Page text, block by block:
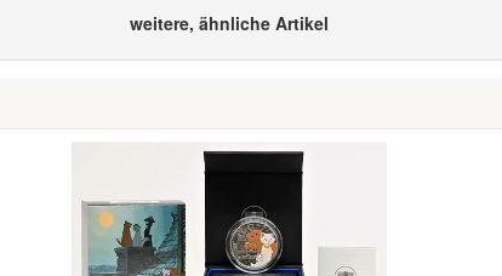
weitere, ähnliche Artikel